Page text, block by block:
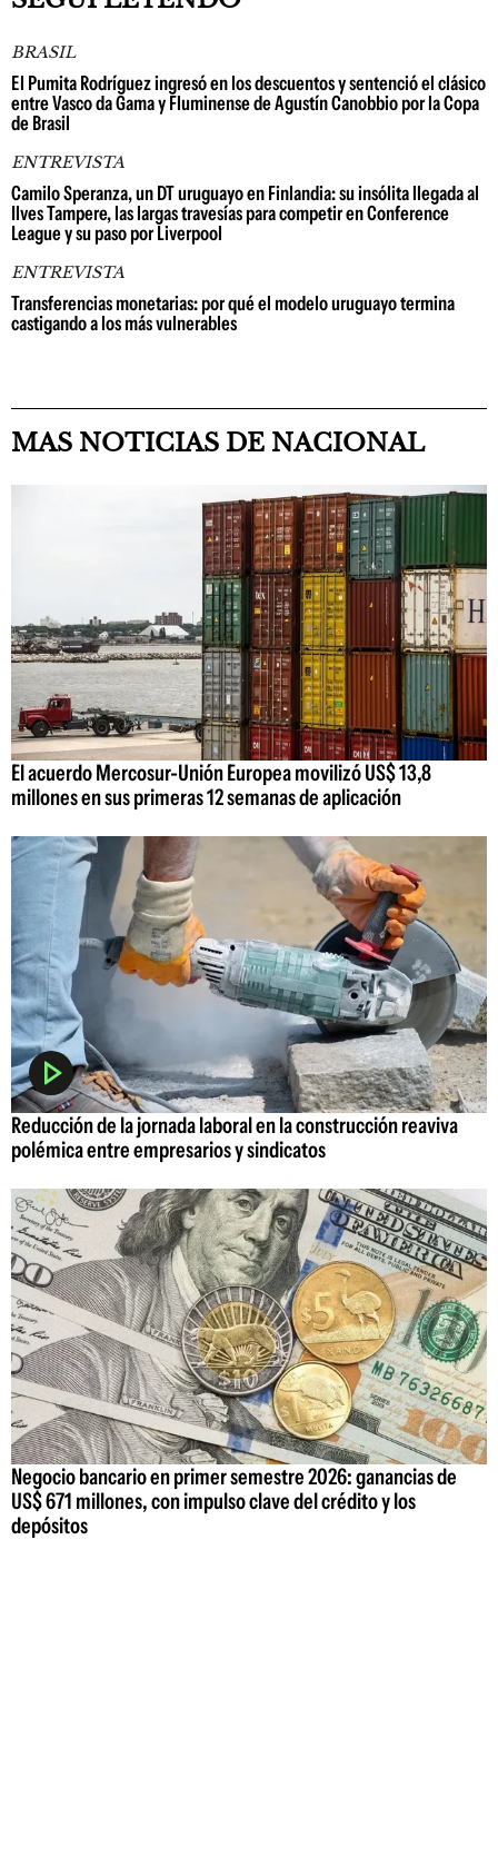
BRASIL
El Pumita Rodríguez ingresó en los descuentos y sentenció el clásico
entre Vasco da Gama y Fluminense de Agustín Canobbio por la Copa
de Brasil
ENTREVISTA
Camilo Speranza, un DT uruguayo en Finlandia: su insólita llegada al
Ilves Tampere, las largas travesías para competir en Conference
League y su paso por Liverpool
ENTREVISTA
Transferencias monetarias: por qué el modelo uruguayo termina
castigando a los más vulnerables
MAS NOTICIAS DE NACIONAL
El acuerdo Mercosur-Unión Europea movilizó US$ 13,8
millones en sus primeras 12 semanas de aplicación
Reducción de la jornada laboral en la construcción reaviva
polémica entre empresarios y sindicatos
Negocio bancario en primer semestre 2026: ganancias de
US$ 671 millones, con impulso clave del crédito y los
depósitos